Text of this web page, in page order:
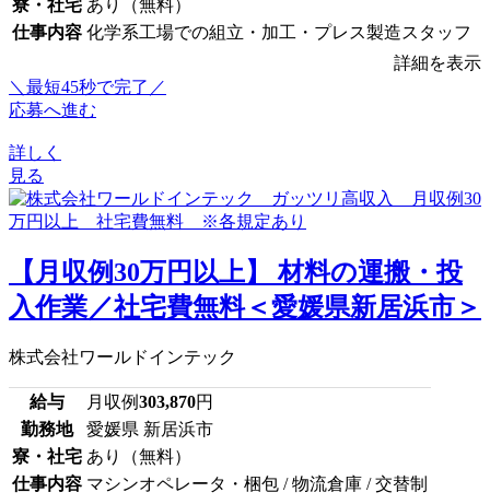
寮・社宅 あり（無料）
仕事内容 化学系工場での組立・加工・プレス製造スタッフ
詳細を表示
＼最短45秒で完了／
応募へ進む
詳しく
見る
【月収例30万円以上】 材料の運搬・投
入作業／社宅費無料＜愛媛県新居浜市＞
株式会社ワールドインテック
給与 月収例303,870円
勤務地
愛媛県 新居浜市
寮・社宅 あり（無料）
仕事内容 マシンオペレータ・梱包 / 物流倉庫 / 交替制